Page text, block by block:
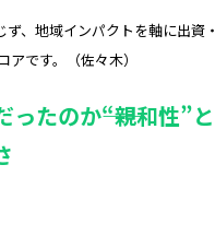
ず、地域インパクトを軸に出資
アです。（佐々木）
ったのか――“親和性”